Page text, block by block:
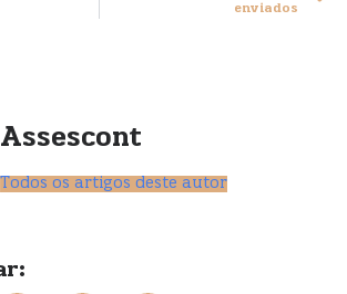
enviados
Assescont
Todos os artigos deste autor